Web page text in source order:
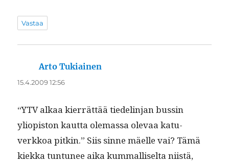
Vastaa
Arto Tukiainen
15.4.2009 12:56
“YTV alkaa kier­rät­tää tiedelin­jan bussin
yliopis­ton kaut­ta ole­mas­sa ole­vaa katu­
verkkoa pitkin.” Siis sinne mäelle vai? Tämä
kiek­ka tun­tunee aika kum­malliselta niistä,